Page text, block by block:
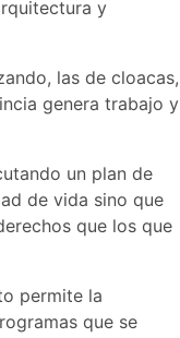
y
las de cloacas,
genera trabajo y
un plan de
de vida sino que
que los que
permite la
que se